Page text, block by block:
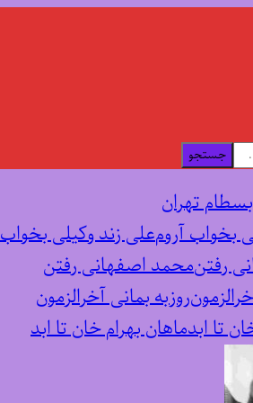
جستجو
بسطام تهران
علی زند وکیلی
محمد اصفهانی رفتن
روزبه بمانی آخرالزمون
ماهان بهرام خان تا ابد